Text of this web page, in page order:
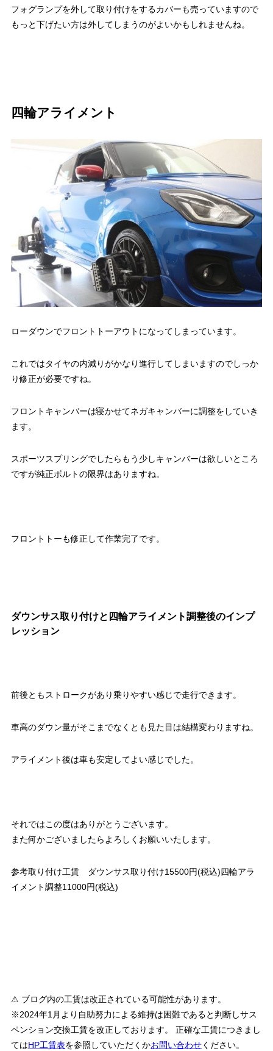
フォグランプを外して取り付けをするカバーも売っていますので
もっと下げたい方は外してしまうのがよいかもしれませんね。
四輪アライメント
ローダウンでフロントトーアウトになってしまっています。
これではタイヤの内減りがかなり進行してしまいますのでしっか
り修正が必要ですね。
フロントキャンバーは寝かせてネガキャンバーに調整をしていき
ます。
スポーツスプリングでしたらもう少しキャンバーは欲しいところ
ですが純正ボルトの限界はありますね。
フロントトーも修正して作業完了です。
ダウンサス取り付けと四輪アライメント調整後のインプ
レッション
前後ともストロークがあり乗りやすい感じで走行できます。
車高のダウン量がそこまでなくとも見た目は結構変わりますね。
アライメント後は車も安定してよい感じでした。
それではこの度はありがとうございます。
また何かございましたらよろしくお願いいたします。
参考取り付け工賃 ダウンサス取り付け15500円(税込)四輪アラ
イメント調整11000円(税込)
⚠ ブログ内の工賃は改正されている可能性があります。
※2024年1月より自助努力による維持は困難であると判断しサス
ペンション交換工賃を改正しております。 正確な工賃につきまし
てはHP工賃表を参照していただくかお問い合わせください。